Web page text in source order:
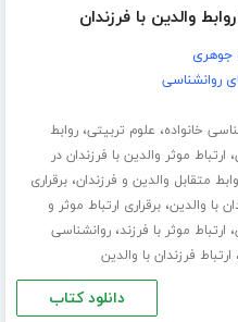
والدین با فرزندان
جوهری
روانشناسی
خانواده، علوم تربیتی،روابط
، ارتباط موثر والدین با فرزندان در
متقابل والدین و فرزندان،برقراری
با والدین،برقراری ارتباط موثر و
، ارتباط موثر با فرزند،روانشناسی
، ارتباط فرزندان با والدین
دانلود کتاب